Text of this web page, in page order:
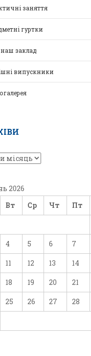
заняття
гуртки
заклад
випускники
2026
Вт Ср Чт Пт
4 5 6 7
11 12 13 14
18 19 20 21
25 26 27 28